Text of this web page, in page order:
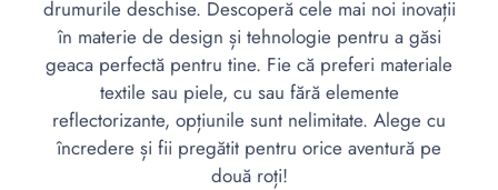
drumurile deschise. Descoperă cele mai noi inovații
în materie de design și tehnologie pentru a găsi
geaca perfectă pentru tine. Fie că preferi materiale
textile sau piele, cu sau fără elemente
reflectorizante, opțiunile sunt nelimitate. Alege cu
încredere și fii pregătit pentru orice aventură pe
două roți!